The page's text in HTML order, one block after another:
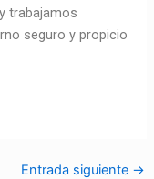
trabajamos
seguro y propicio
Entrada siguiente →